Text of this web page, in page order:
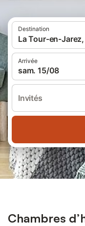
Destination
La Tour-en-
Arrivée
sam. 15/08
Invités
Chambres